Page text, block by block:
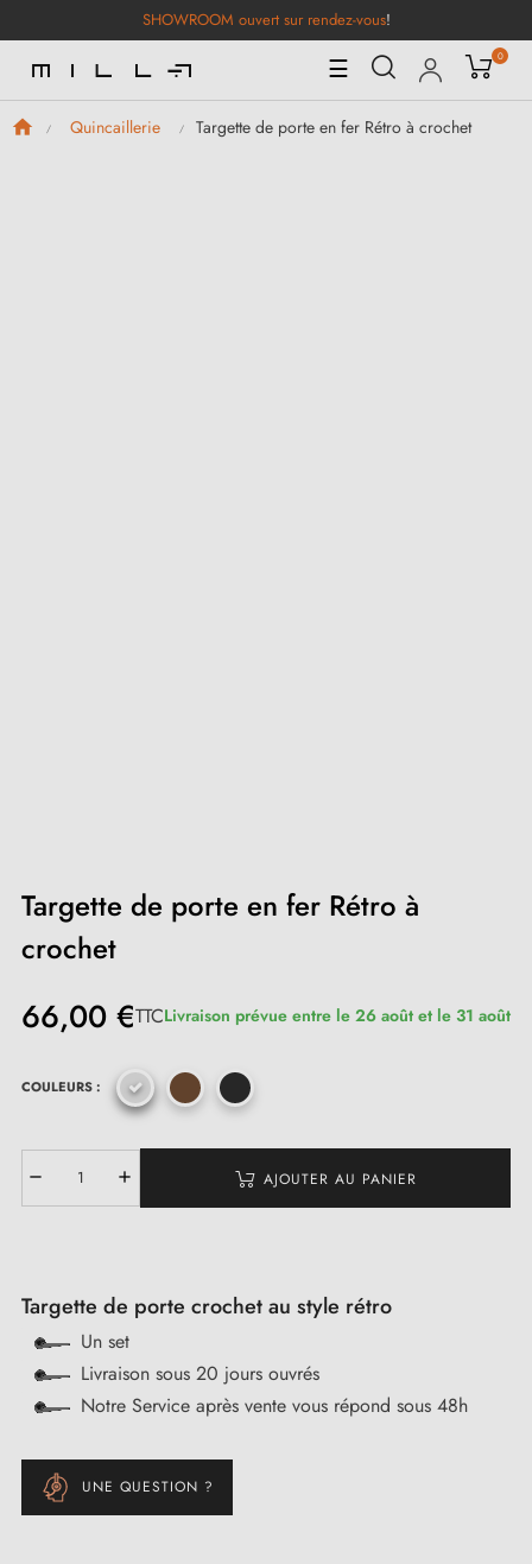
SHOWROOM ouvert sur rendez-vous!
Basculer
la
navigation
☰ 0
Quincaillerie Targette de porte en fer Rétro à crochet
Targette de porte en fer Rétro à
crochet
66,00 €TTCLivraison prévue entre le 26 août et le 31 août
COULEURS :
AJOUTER AU PANIER
Targette de porte crochet au style rétro
Un set
Livraison sous 20 jours ouvrés
Notre Service après vente vous répond sous 48h
UNE QUESTION ?